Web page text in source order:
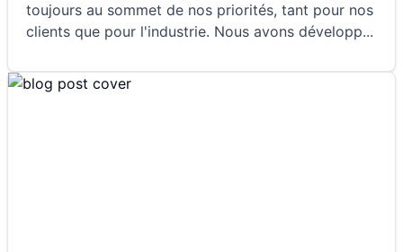
toujours au sommet de nos priorités, tant pour nos
clients que pour l'industrie. Nous avons développ...